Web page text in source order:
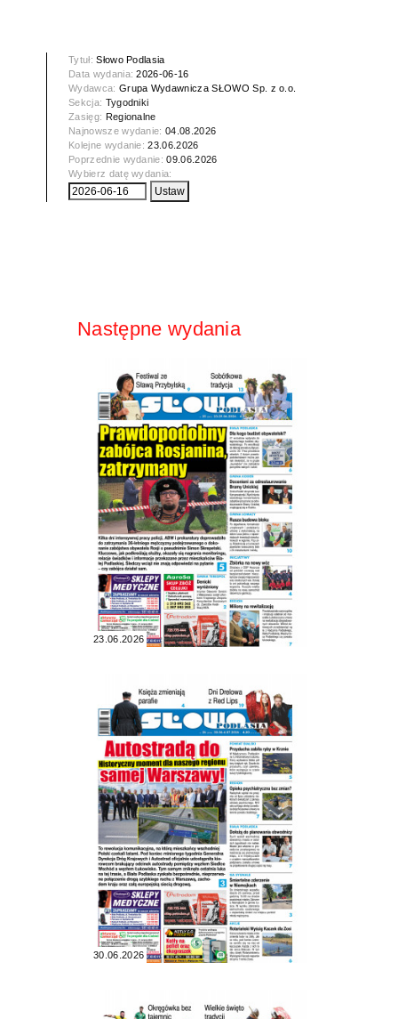
Tytuł:Słowo Podlasia
Data wydania:2026-06-16
Wydawca: Grupa Wydawnicza SŁOWO Sp. z o.o.
Sekcja: Tygodniki
Zasięg: Regionalne
Najnowsze wydanie:04.08.2026
Kolejne wydanie:23.06.2026
Poprzednie wydanie:09.06.2026
Wybierz datę wydania:
Następne wydania
23.06.2026
30.06.2026